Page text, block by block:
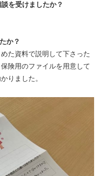
を受けましたか？
か？
た資料で説明して下さった
険用のファイルを用意して
りました。